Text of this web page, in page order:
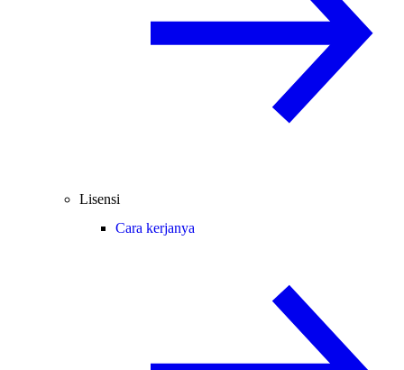
Lisensi
Cara kerjanya